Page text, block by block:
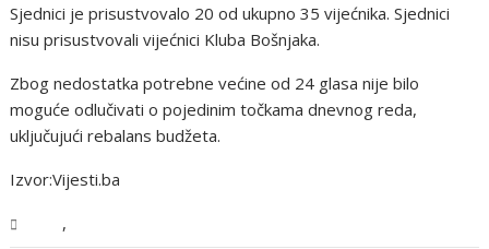
Sjednici je prisustvovalo 20 od ukupno 35 vijećnika. Sjednici
nisu prisustvovali vijećnici Kluba Bošnjaka.
Zbog nedostatka potrebne većine od 24 glasa nije bilo
moguće odlučivati o pojedinim točkama dnevnog reda,
uključujući rebalans budžeta.
Izvor:Vijesti.ba
,